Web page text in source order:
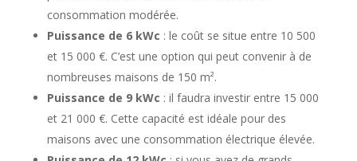
consommation modérée.
Puissance de 6 kWc : le coût se situe entre 10 500
et 15 000 €. C’est une option qui peut convenir à de
nombreuses maisons de 150 m².
Puissance de 9 kWc : il faudra investir entre 15 000
et 21 000 €. Cette capacité est idéale pour des
maisons avec une consommation électrique élevée.